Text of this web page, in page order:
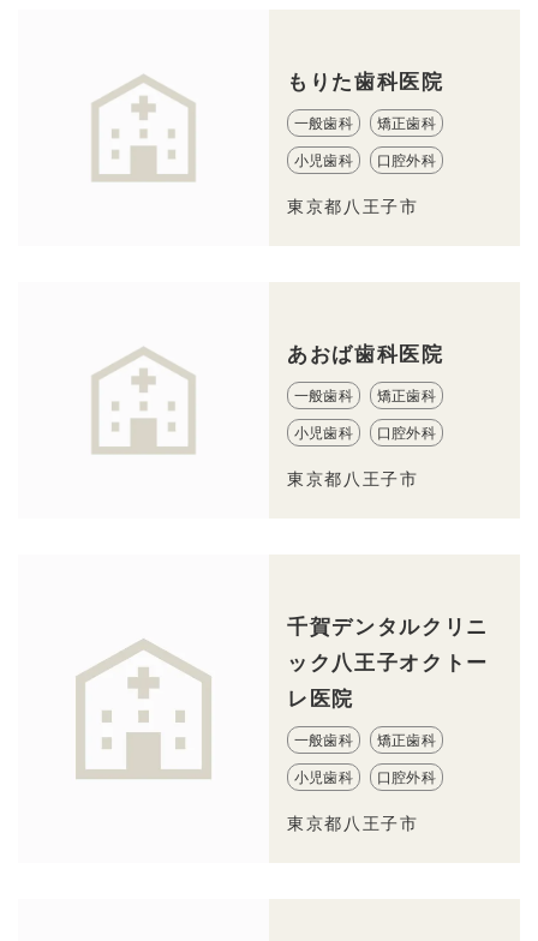
もりた歯科医院
一般歯科 矯正歯科
小児歯科 口腔外科
東京都八王子市
あおば歯科医院
一般歯科 矯正歯科
小児歯科 口腔外科
東京都八王子市
千賀デンタルクリニ
ック八王子オクトー
レ医院
一般歯科 矯正歯科
小児歯科 口腔外科
東京都八王子市